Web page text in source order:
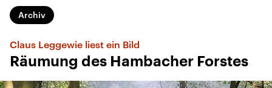
Archiv
Claus Leggewie liest ein Bild
Räumung des Hambacher Forstes